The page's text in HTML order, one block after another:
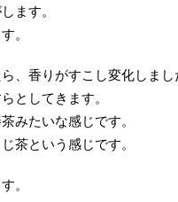
ます。
。
、香りがすこし変化しまし
としてきます。
みたいな感じです。
茶という感じです。
。